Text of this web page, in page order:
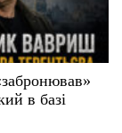
в базі